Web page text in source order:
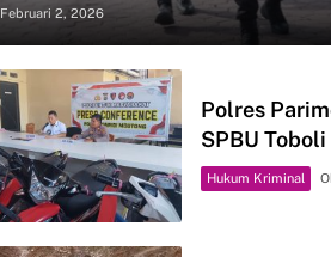
Februari 2, 2026
Polres
SPBU Toboli
Hukum Kriminal